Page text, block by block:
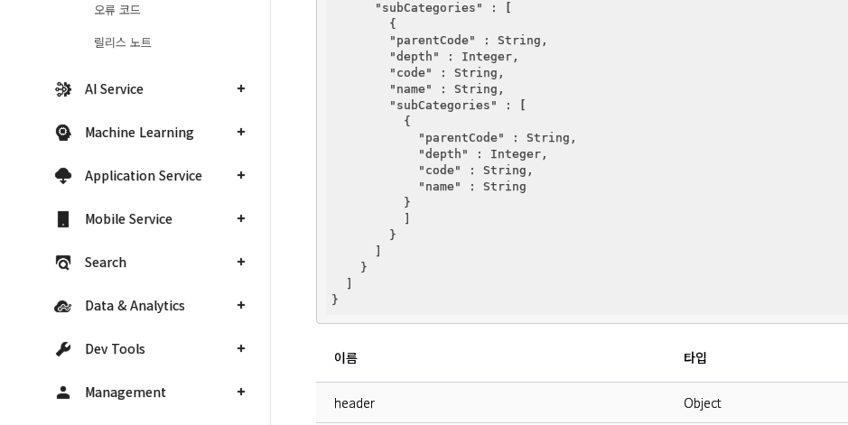
오류 코드
릴리스 노트
AI Service
Machine Learning
Application Service
Mobile Service
Search
Data & Analytics
Dev Tools
Management
"subCategories"
: [
        {
"parentCode"
: String,
"depth"
: Integer,
"code"
: String,
"name"
: String,
"subCategories"
: [
          {
"parentCode"
: String,
"depth"
: Integer,
"code"
: String,
"name"
: String
          }
          ]
        }
      ]
    }
  ]
이름 타입
header Object